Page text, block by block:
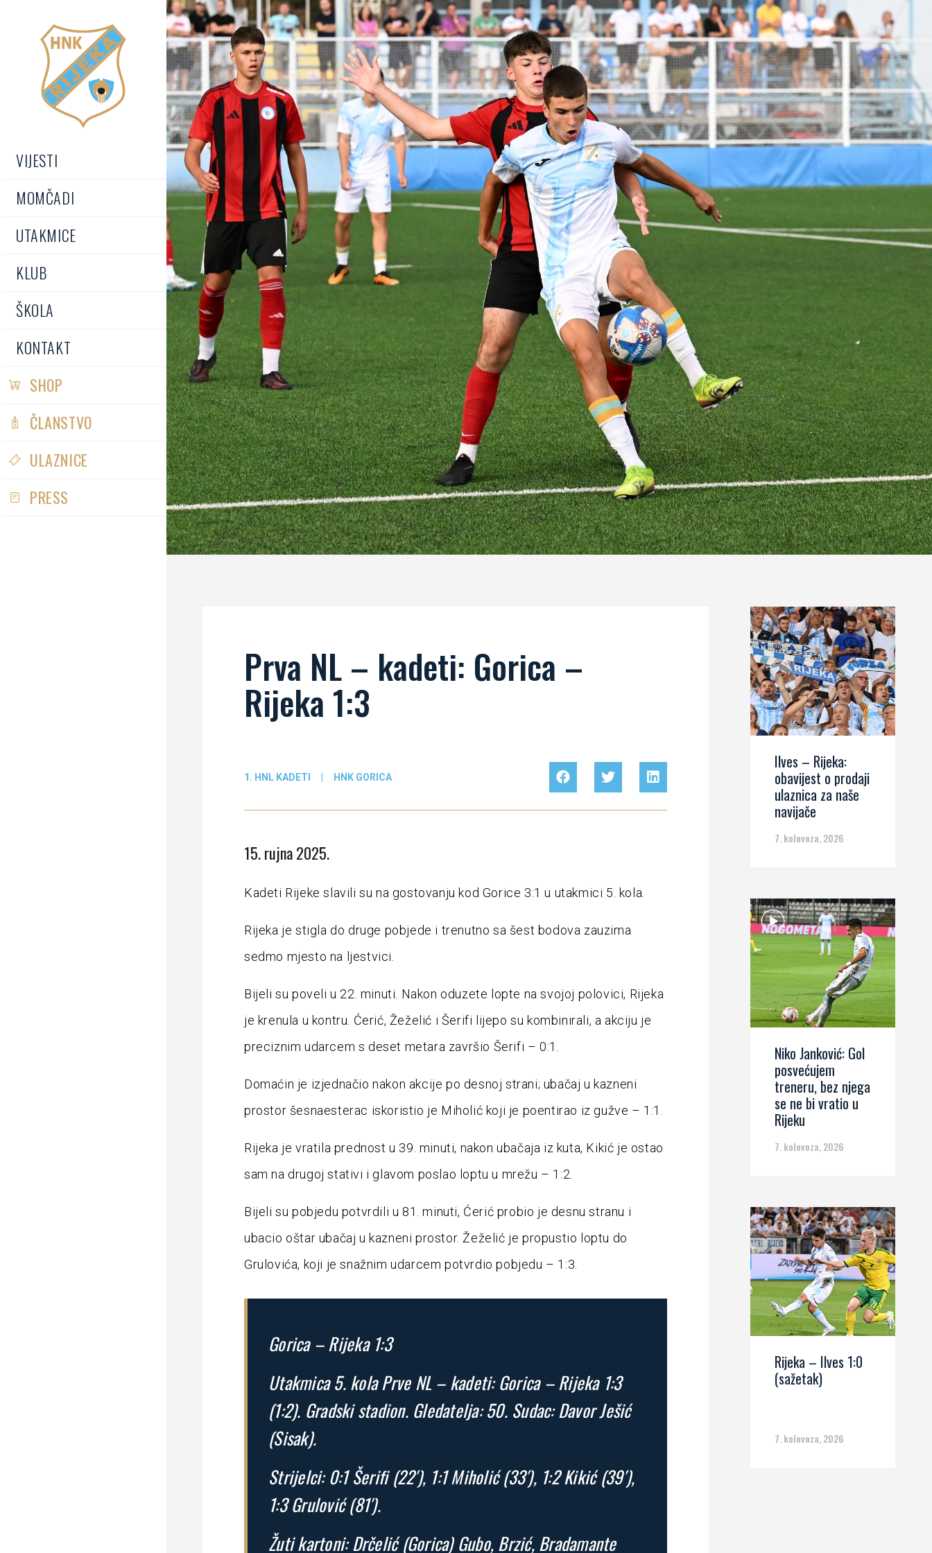
VIJESTI
MOMČADI
UTAKMICE
KLUB
ŠKOLA
KONTAKT
SHOP
ČLANSTVO
ULAZNICE
PRESS
Prva NL – kadeti: Gorica –
Rijeka 1:3
1. HNL KADETI HNK GORICA
15. rujna 2025.
Kadeti Rijeke slavili su na gostovanju kod Gorice 3:1 u utakmici 5. kola.
Rijeka je stigla do druge pobjede i trenutno sa šest bodova zauzima
sedmo mjesto na ljestvici.
Bijeli su poveli u 22. minuti. Nakon oduzete lopte na svojoj polovici, Rijeka
je krenula u kontru. Ćerić, Žeželić i Šerifi lijepo su kombinirali, a akciju je
preciznim udarcem s deset metara završio Šerifi – 0:1.
Domaćin je izjednačio nakon akcije po desnoj strani; ubačaj u kazneni
prostor šesnaesterac iskoristio je Miholić koji je poentirao iz gužve – 1:1.
Rijeka je vratila prednost u 39. minuti, nakon ubačaja iz kuta, Kikić je ostao
sam na drugoj stativi i glavom poslao loptu u mrežu – 1:2.
Bijeli su pobjedu potvrdili u 81. minuti, Ćerić probio je desnu stranu i
ubacio oštar ubačaj u kazneni prostor. Žeželić je propustio loptu do
Grulovića, koji je snažnim udarcem potvrdio pobjedu – 1:3.
Gorica – Rijeka 1:3
Utakmica 5. kola Prve NL – kadeti: Gorica – Rijeka 1:3
(1:2). Gradski stadion. Gledatelja: 50. Sudac: Davor Ješić
(Sisak).
Strijelci: 0:1 Šerifi (22′), 1:1 Miholić (33′), 1:2 Kikić (39′),
1:3 Grulović (81′).
Žuti kartoni: Drčelić (Gorica) Gubo, Brzić, Bradamante
Ilves – Rijeka:
obavijest o prodaji
ulaznica za naše
navijače
7. kolovoza, 2026
Niko Janković: Gol
posvećujem
treneru, bez njega
se ne bi vratio u
Rijeku
7. kolovoza, 2026
Rijeka – Ilves 1:0
(sažetak)
7. kolovoza, 2026